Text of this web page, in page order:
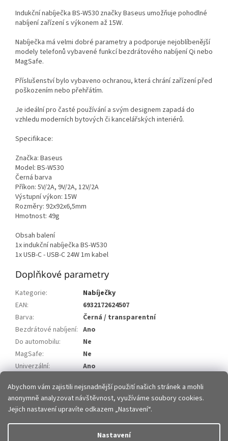
Abychom vám zajistili nejsnadnější použití našich stránek a mohli
anonymně analyzovat návštěvnost, využíváme soubory cookies.
Jejich nastavení upravíte odkazem „Nastavení“.
Nastavení
Indukční nabíječka BS-W530 značky Baseus umožňuje pohodlné
nabíjení zařízení s výkonem až 15W.
Nabíječka má velmi dobré parametry a podporuje nejoblíbenější
modely telefonů vybavené funkcí bezdrátového nabíjení Qi nebo
MagSafe.
Příslušenství bylo vybaveno ochranou, která chrání zařízení před
poškozením nebo přehřátím.
Je ideální pro časté používání a svým designem zapadá do
vzhledu moderních bytových či kancelářských interiérů.
Specifikace:
Značka: Baseus
Model: BS-W530
Černá barva
Příkon: 5V/2A, 9V/2A, 12V/2A
Výstupní výkon: 15W
Rozměry: 92x92x6,5mm
Hmotnost: 49g
Obsah balení
1x indukční nabíječka BS-W530
1x USB-C - USB-C 24W 1m kabel
Doplňkové parametry
Kategorie:
Nabíječky
EAN:
6932172624507
Barva:
Černá / transparentní
Bezdrátové nabíjení: Ano
Do automobilu:
Ne
MagSafe:
Ne
Univerzální:
Ano